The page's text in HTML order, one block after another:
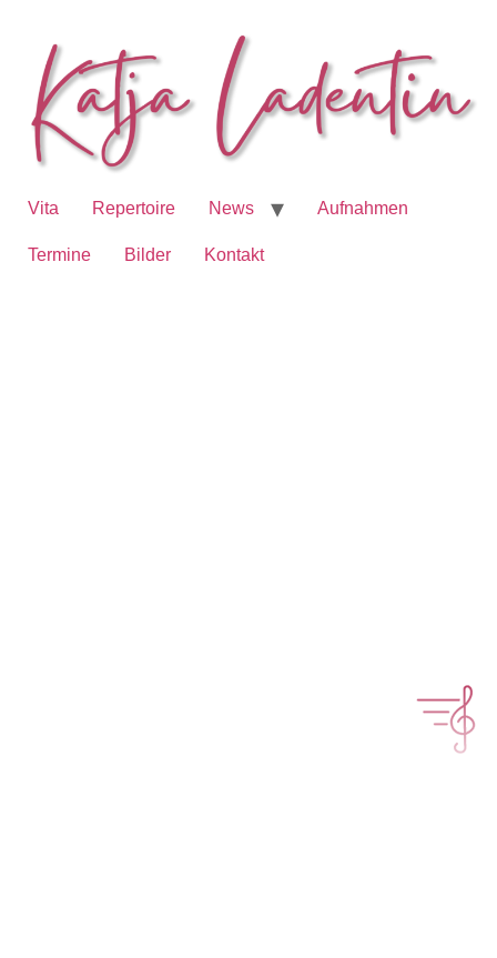
Vita Repertoire News Aufnahmen
Termine Bilder Kontakt